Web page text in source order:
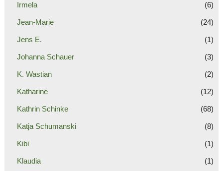
Irmela (6)
Jean-Marie (24)
Jens E. (1)
Johanna Schauer (3)
K. Wastian (2)
Katharine (12)
Kathrin Schinke (68)
Katja Schumanski (8)
Kibi (1)
Klaudia (1)